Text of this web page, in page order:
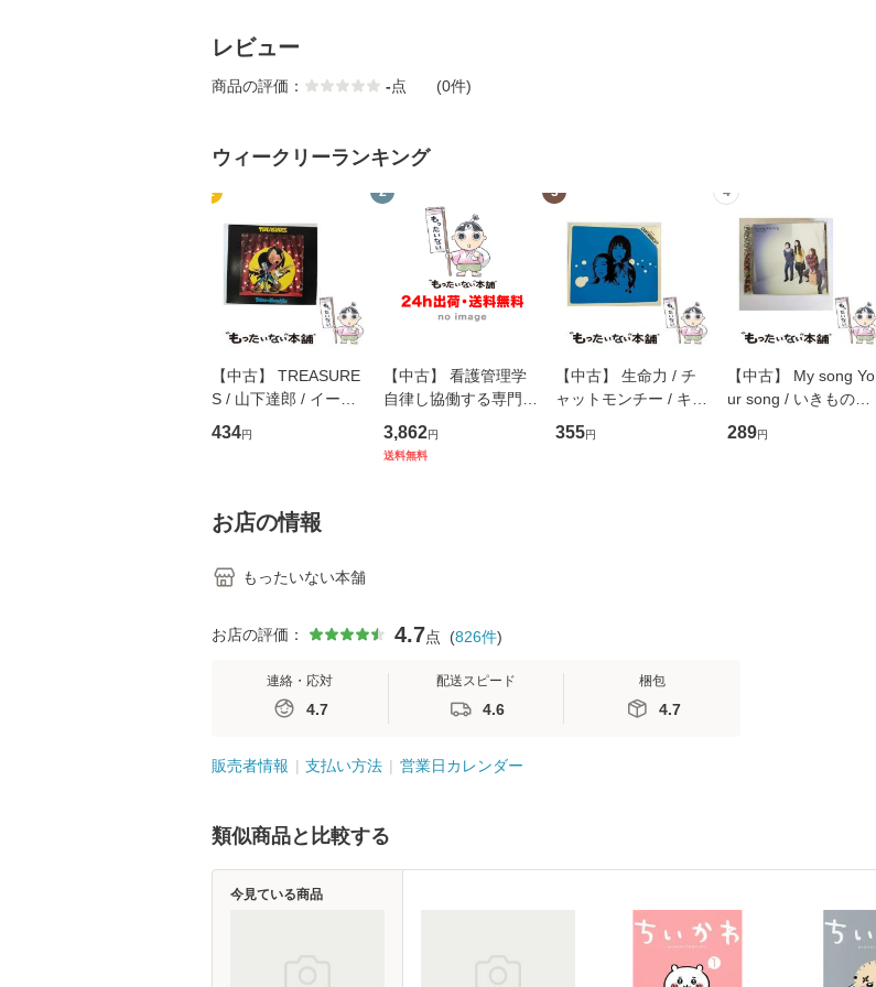
レビュー
商品の評価： -点 (0件)
ウィークリーランキング
1
【中古】 TREASURE
S / 山下達郎 / イース
トウエスト・ジャパン
[CD]【メール便送料無
434円
2
【中古】 看護管理学
自律し協働する専門職
の看護マネジメントス
キル 改訂第3版 (看護
3,862円
送料無料
3
【中古】 生命力 / チ
ャットモンチー / キュ
ーンレコード [CD]
【メール便送料無料】
355円
4
【中古】 My song Yo
ur song / いきものが
かり / [CD]【メール便
送料無料】
289円
お店の情報
もったいない本舗
お店の評価： 4.7点 (826件)
連絡・応対
4.7
配送スピード
4.6
梱包
4.7
販売者情報 支払い方法 営業日カレンダー
類似商品と比較する
今見ている商品